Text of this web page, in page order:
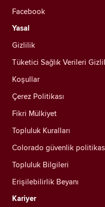
Facebook
Yasal
Gizlilik
Tüketici Sağlık Verileri
Koşullar
Çerez Politikası
Fikri Mülkiyet
Topluluk Kuralları
Colorado güvenlik
Topluluk Bilgileri
Erişilebilirlik Beyanı
Kariyer